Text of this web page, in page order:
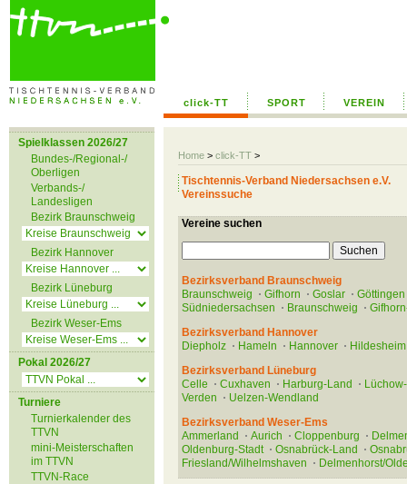
click-TT SPORT VEREIN
Home > click-TT >
Spielklassen 2026/27
Bundes-/Regional-/
Oberligen
Verbands-/
Landesligen
Bezirk Braunschweig
Bezirk Hannover
Bezirk Lüneburg
Bezirk Weser-Ems
Pokal 2026/27
Turniere
Turnierkalender des
TTVN
mini-Meisterschaften
im TTVN
TTVN-Race
Tischtennis-Verband Niedersachsen e.V.
Vereinssuche
Vereine suchen
Bezirksverband Braunschweig
Braunschweig
Gifhorn Goslar
Göttingen
Südniedersachsen
Braunschweig
Bezirksverband Hannover
Diepholz
Hameln Hannover
Hildesheim
Bezirksverband Lüneburg
Celle
Cuxhaven Harburg-Land
Verden
Uelzen-Wendland
Bezirksverband Weser-Ems
Ammerland
Aurich Cloppenburg
Oldenburg-Stadt
Osnabrück-Land
Friesland/Wilhelmshaven
Delmenhorst/